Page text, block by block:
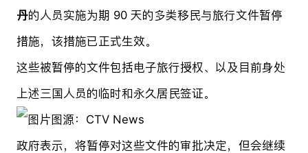
丹的人员实施为期 90 天的多类移民与旅行文件暂停
措施，该措施已正式生效。
这些被暂停的文件包括电子旅行授权、以及目前身处
上述三国人员的临时和永久居民签证。
图源：CTV News
政府表示，将暂停对这些文件的审批决定，但会继续